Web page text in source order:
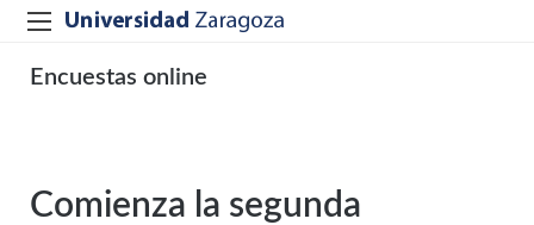
Encuestas online
Comienza la segunda